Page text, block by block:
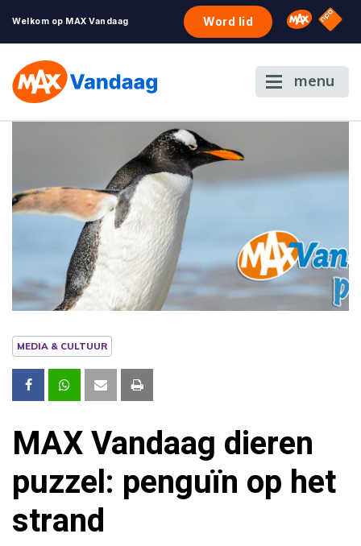
Welkom op MAX Vandaag Word lid Omroep
NPO
menu
MEDIA & CULTUUR
MAX Vandaag dieren
puzzel: penguïn op het
strand